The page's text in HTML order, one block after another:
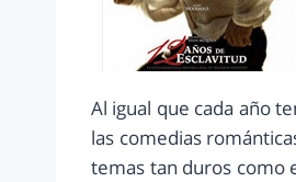
Al igual que cada año
las comedias
temas tan duros como